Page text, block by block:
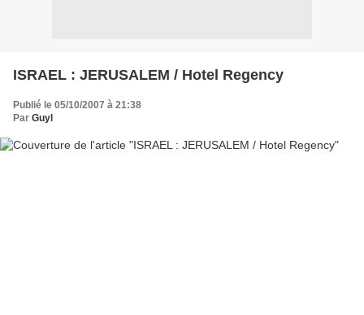
ISRAEL : JERUSALEM / Hotel Regency
Publié le 05/10/2007 à 21:38
Par Guyl